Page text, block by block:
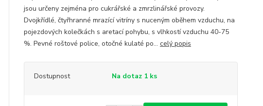
jsou určeny zejména pro cukrářské a zmrzlinářské provozy.
Dvojkřídlé, čtyřhranné mrazící vitríny s nuceným oběhem vzduchu, na
pojezdových kolečkách s aretací pohybu, s vlhkostí vzduchu 40-75
%. Pevné roštové police, otočné kulaté po... celý popis
Dostupnost Na dotaz 1 ks